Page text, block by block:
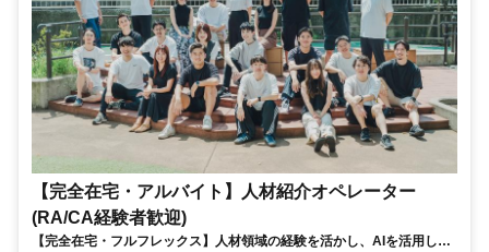
【完全在宅・アルバイト】人材紹介オペレーター
(RA/CA経験者歓迎)
【完全在宅・フルフレックス】人材領域の経験を活かし、AIを活用した